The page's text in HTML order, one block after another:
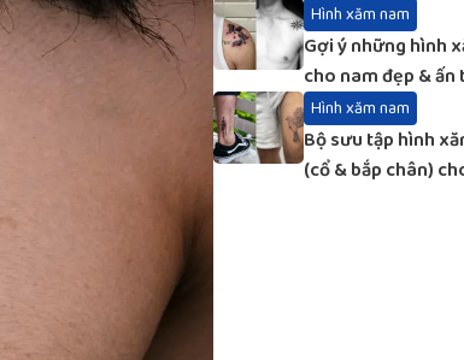
Hình xăm nam
Gợi ý những hình
cho nam đẹp &
Hình xăm nam
Bộ sưu tập hình
(cổ & bắp chân)